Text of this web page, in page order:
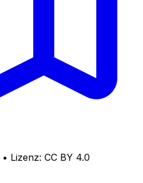
• Lizenz: CC BY 4.0